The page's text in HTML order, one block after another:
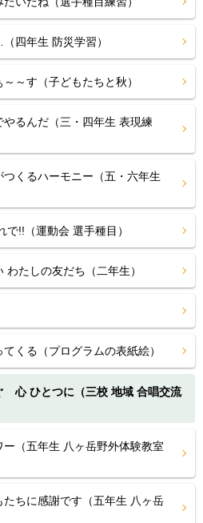
四年生 防災学習）
～す（子どもたちと秋）
るんだ（三・四年生 表現練
くるハーモニー（五・六年生
!!（運動会 選手種目）
たしの友だち（二年生）
くる（プログラムの表紙絵）
心 ひとつに（三校 地域 合唱交流
（五年生 八ヶ岳野外体験教室
ちに感謝です（五年生 八ヶ岳